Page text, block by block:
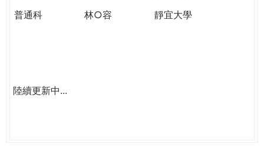
普通科
林○容 靜宜大學
陸續更新中...